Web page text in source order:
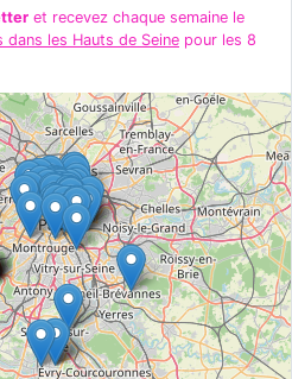
et recevez chaque semaine le
les Hauts de Seine pour les 8